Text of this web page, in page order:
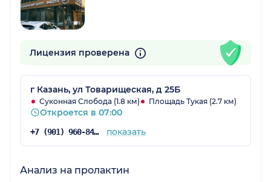
Лицензия проверена
г Казань, ул Товарищеская, д 25Б
Суконная Слобода (1.8 км) Площадь Тукая (2.7 км)
Откроется в 07:00
+7 (901) 960-84-69 показать
Анализ на пролактин